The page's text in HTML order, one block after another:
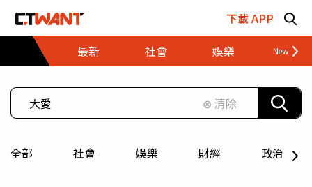
下載 APP
最新
社會 娛樂 財經
⊗ 清除
全部 社會 娛樂 財經 政治